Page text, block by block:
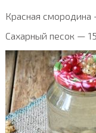
Красная смородина
Сахарный песок —